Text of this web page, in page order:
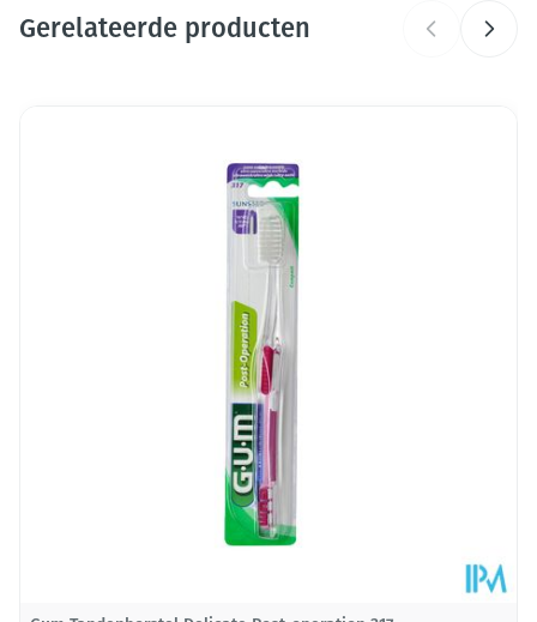
Merken Proximal
126 mm
Kamertemperatuur (15°C - 25°C)
Gerelateerde producten